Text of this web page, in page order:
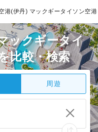
港(伊丹) マックギータイソン空港
ックギータイ
比較・検索
周遊